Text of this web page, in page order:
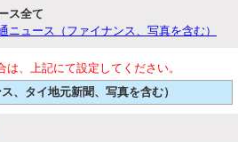
ス全て
ニュース（ファイナンス、写真を含む）
、上記にて設定してください。
、タイ地元新聞、写真を含む）